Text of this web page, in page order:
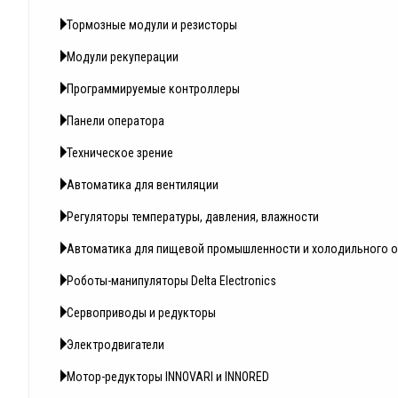
Тормозные модули и резисторы
Модули рекуперации
Программируемые контроллеры
Панели оператора
Техническое зрение
Автоматика для вентиляции
Регуляторы температуры, давления, влажности
Автоматика для пищевой промышленности и холодильного
Роботы-манипуляторы Delta Electronics
Сервоприводы и редукторы
Электродвигатели
Мотор-редукторы INNOVARI и INNORED